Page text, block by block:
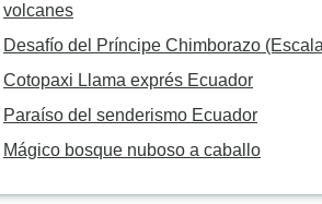
volcanes
Desafío del Príncipe Chimborazo
Cotopaxi Llama exprés Ecuador
Paraíso del senderismo Ecuador
Mágico bosque nuboso a caballo